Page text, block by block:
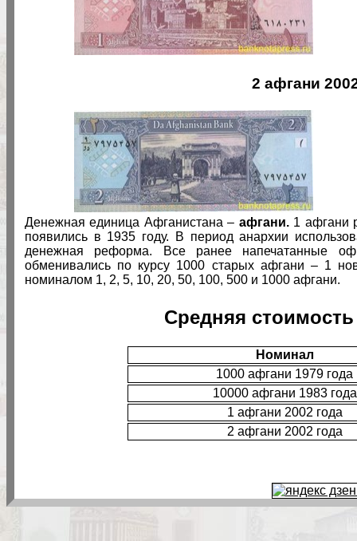
2 афгани
Денежная единица Афганистана – афгани.1 афгани
появились в 1935 году. В период анархии
денежная реформа. Все ранее напечатанные
обменивались по курсу 1000 старых афгани – 1
номиналом 1, 2, 5, 10, 20, 50, 100, 500 и 1000 афгани.
Средняя
Номинал
1000 афгани 1979 года
10000 афгани 1983 года
1 афгани 2002 года
2 афгани 2002 года